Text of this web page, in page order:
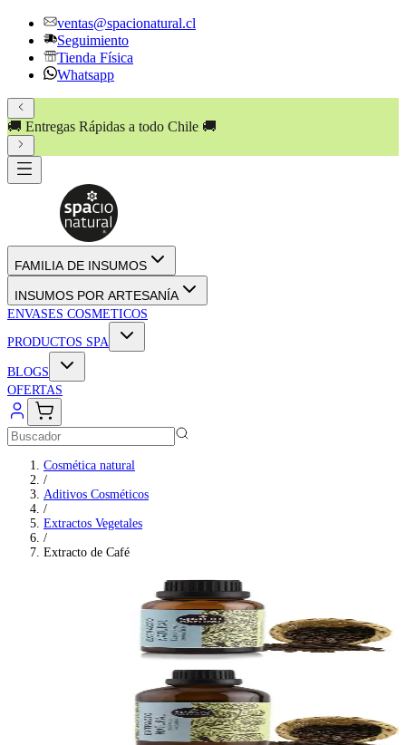
ventas@spacionatural.cl
Seguimiento
Tienda Física
Whatsapp
🚚 Entregas Rápidas a todo Chile 🚚
FAMILIA DE INSUMOS
INSUMOS POR ARTESANÍA
ENVASES COSMETICOS
PRODUCTOS SPA
BLOGS
OFERTAS
Cosmética natural
/
Aditivos Cosméticos
/
Extractos Vegetales
/
Extracto de Café